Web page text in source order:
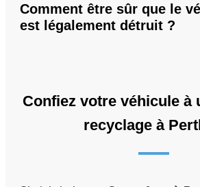
Comment être sûr que le
est légalement détruit ?
Confiez votre véhicule à
recyclage à